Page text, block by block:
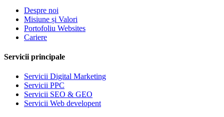
Despre noi
Misiune și Valori
Portofoliu Websites
Cariere
Servicii principale
Servicii Digital Marketing
Servicii PPC
Servicii SEO & GEO
Servicii Web developent